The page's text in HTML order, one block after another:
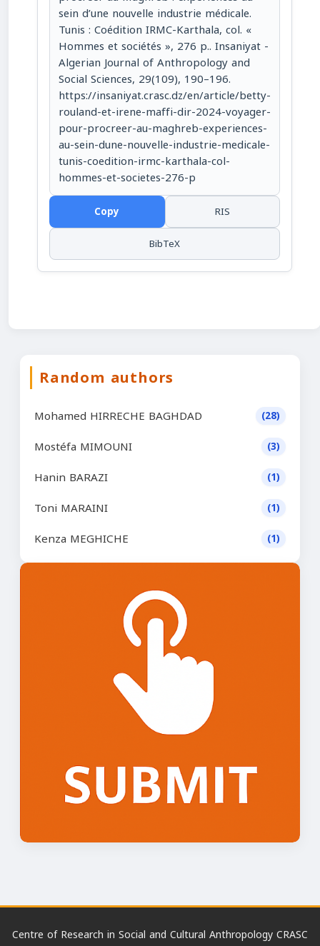
sein d’une nouvelle industrie médicale.
Tunis : Coédition IRMC-Karthala, col. «
Hommes et sociétés », 276 p.. Insaniyat -
Algerian Journal of Anthropology and
Social Sciences, 29(109), 190–196.
https://insaniyat.crasc.dz/en/article/betty-
rouland-et-irene-maffi-dir-2024-voyager-
pour-procreer-au-maghreb-experiences-
au-sein-dune-nouvelle-industrie-medicale-
tunis-coedition-irmc-karthala-col-
hommes-et-societes-276-p
Copy
RIS
BibTeX
Random authors
Mohamed HIRRECHE BAGHDAD (28)
Mostéfa MIMOUNI (3)
Hanin BARAZI (1)
Toni MARAINI (1)
Kenza MEGHICHE (1)
Centre of Research in Social and Cultural Anthropology CRASC